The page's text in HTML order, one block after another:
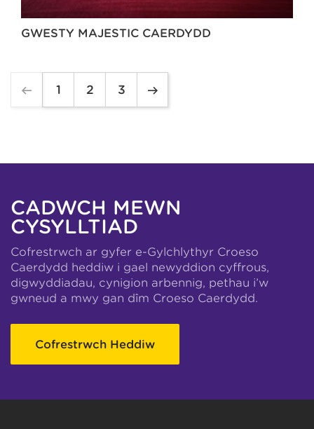
GWESTY MAJESTIC CAERDYDD
1 2 3
CADWCH MEWN
CYSYLLTIAD
Cofrestrwch ar gyfer e-Gylchlythyr Croeso
Caerdydd heddiw i gael newyddion cyffrous,
digwyddiadau, cynigion arbennig, pethau i’w
gwneud a mwy gan dîm Croeso Caerdydd.
Cofrestrwch Heddiw